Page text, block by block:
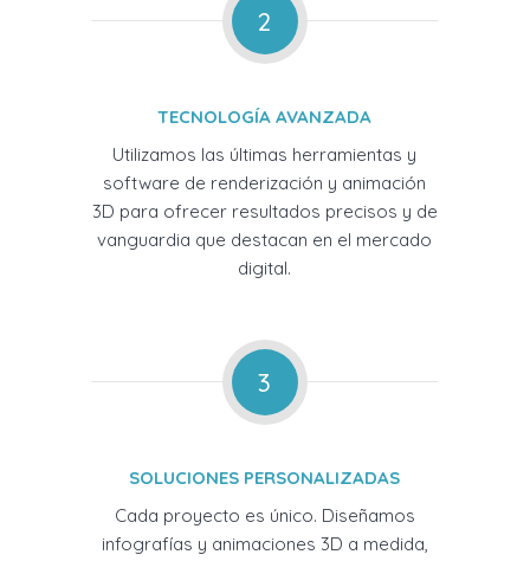
2
TECNOLOGÍA AVANZADA
Utilizamos las últimas herramientas y
software de renderización y animación
3D para ofrecer resultados precisos y de
vanguardia que destacan en el mercado
digital.
3
SOLUCIONES PERSONALIZADAS
Cada proyecto es único. Diseñamos
infografías y animaciones 3D a medida,